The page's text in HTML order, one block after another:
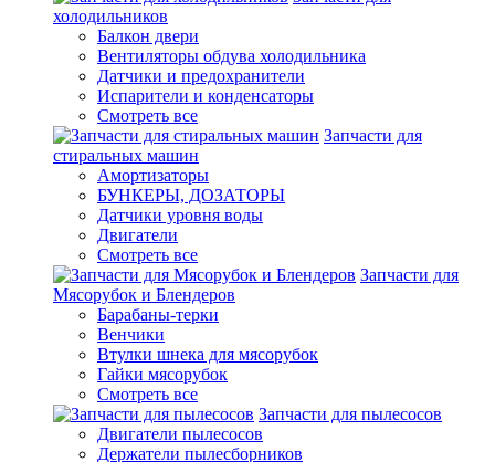
холодильников
Балкон двери
Вентиляторы обдува холодильника
Датчики и предохранители
Испарители и конденсаторы
Смотреть все
Запчасти для
стиральных машин
Амортизаторы
БУНКЕРЫ, ДОЗАТОРЫ
Датчики уровня воды
Двигатели
Смотреть все
Запчасти для
Мясорубок и Блендеров
Барабаны-терки
Венчики
Втулки шнека для мясорубок
Гайки мясорубок
Смотреть все
Запчасти для пылесосов
Двигатели пылесосов
Держатели пылесборников